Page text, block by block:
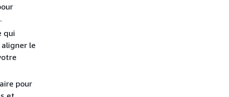
qui
le
pour